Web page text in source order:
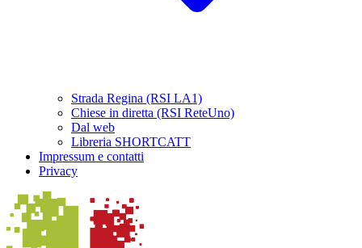
Strada Regina (RSI LA1)
Chiese in diretta (RSI ReteUno)
Dal web
Libreria SHORTCATT
Impressum e contatti
Privacy